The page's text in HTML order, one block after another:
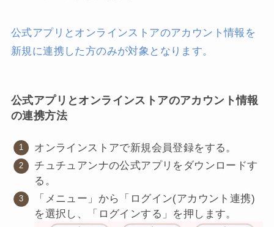
公式アプリとオンラインストアのアカウント情報を
新規に連携した方のみが対象となります。
公式アプリとオンラインストアのアカウント情報
の連携方法
オンラインストアで新規会員登録をする。
チュチュアンナの公式アプリをダウンロードす
る。
「メニュー」から「ログイン(アカウント連携)
を選択し、「ログインする」を押します。